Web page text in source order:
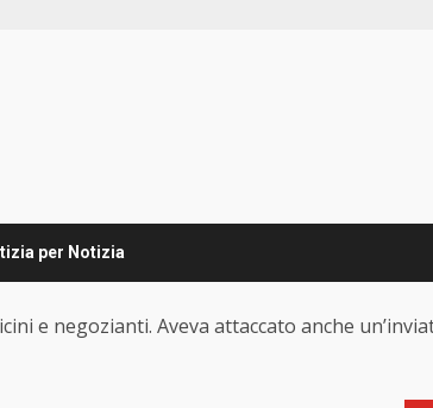
per Notizia
e negozianti. Aveva attaccato anche